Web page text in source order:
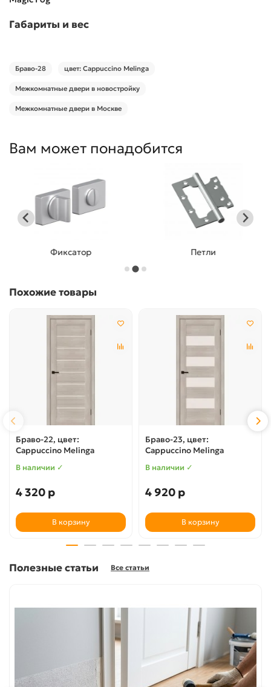
Габариты и вес
Браво-28 цвет: Cappuccino Melinga
Межкомнатные двери в новостройку
Межкомнатные двери в Москве
Вам может понадобится
Фиксатор Петли
Похожие товары
Браво-22, цвет:
Cappuccino Melinga
В наличии ✓
4 320 р
В корзину
Браво-23, цвет:
Cappuccino Melinga
В наличии ✓
4 920 р
В корзину
Полезные статьи Все статьи